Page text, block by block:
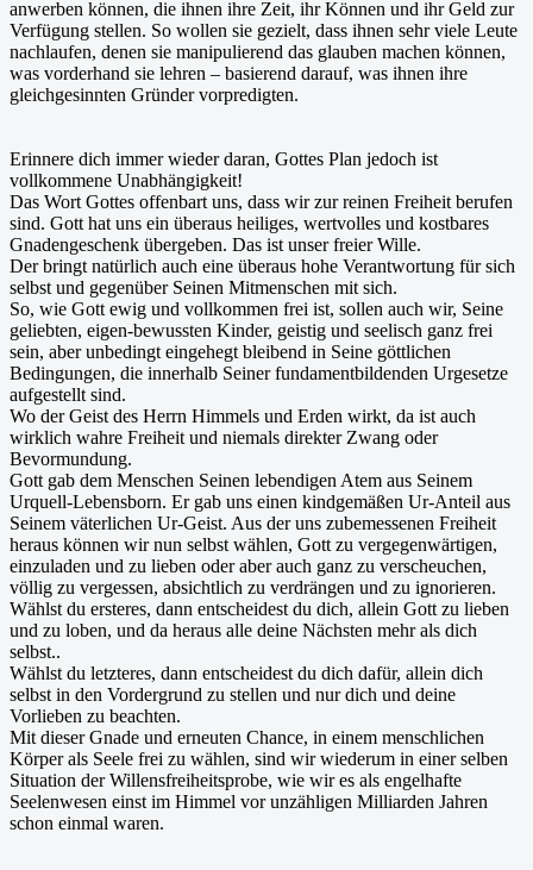
anwerben können, die ihnen ihre Zeit, ihr Können und ihr Geld zur
Verfügung stellen. So wollen sie gezielt, dass ihnen sehr viele Leute
nachlaufen, denen sie manipulierend das glauben machen können,
was vorderhand sie lehren – basierend darauf, was ihnen ihre
gleichgesinnten Gründer vorpredigten.
Erinnere dich immer wieder daran, Gottes Plan jedoch ist
vollkommene Unabhängigkeit!
Das Wort Gottes offenbart uns, dass wir zur reinen Freiheit berufen
sind. Gott hat uns ein überaus heiliges, wertvolles und kostbares
Gnadengeschenk übergeben. Das ist unser freier Wille.
Der bringt natürlich auch eine überaus hohe Verantwortung für sich
selbst und gegenüber Seinen Mitmenschen mit sich.
So, wie Gott ewig und vollkommen frei ist, sollen auch wir, Seine
geliebten, eigen-bewussten Kinder, geistig und seelisch ganz frei
sein, aber unbedingt eingehegt bleibend in Seine göttlichen
Bedingungen, die innerhalb Seiner fundamentbildenden Urgesetze
aufgestellt sind.
Wo der Geist des Herrn Himmels und Erden wirkt, da ist auch
wirklich wahre Freiheit und niemals direkter Zwang oder
Bevormundung.
Gott gab dem Menschen Seinen lebendigen Atem aus Seinem
Urquell-Lebensborn. Er gab uns einen kindgemäßen Ur-Anteil aus
Seinem väterlichen Ur-Geist. Aus der uns zubemessenen Freiheit
heraus können wir nun selbst wählen, Gott zu vergegenwärtigen,
einzuladen und zu lieben oder aber auch ganz zu verscheuchen,
völlig zu vergessen, absichtlich zu verdrängen und zu ignorieren.
Wählst du ersteres, dann entscheidest du dich, allein Gott zu lieben
und zu loben, und da heraus alle deine Nächsten mehr als dich
selbst..
Wählst du letzteres, dann entscheidest du dich dafür, allein dich
selbst in den Vordergrund zu stellen und nur dich und deine
Vorlieben zu beachten.
Mit dieser Gnade und erneuten Chance, in einem menschlichen
Körper als Seele frei zu wählen, sind wir wiederum in einer selben
Situation der Willensfreiheitsprobe, wie wir es als engelhafte
Seelenwesen einst im Himmel vor unzähligen Milliarden Jahren
schon einmal waren.